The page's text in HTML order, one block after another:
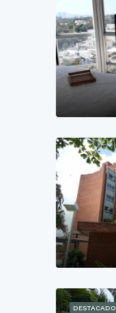
DESTACADO